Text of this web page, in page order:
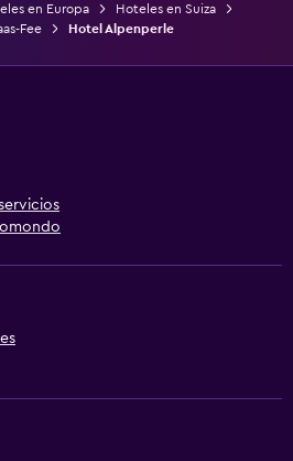
en Europa
Hoteles en Suiza
Fee
Hotel Alpenperle